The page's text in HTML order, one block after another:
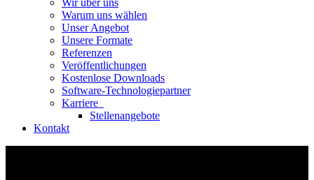
Wir über uns
Warum uns wählen
Unser Angebot
Unsere Formate
Referenzen
Veröffentlichungen
Kostenlose Downloads
Software-Technologiepartner
Karriere
Stellenangebote
Kontakt